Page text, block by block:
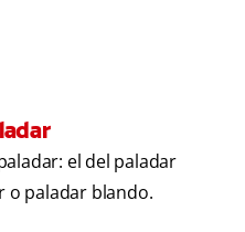
el del paladar
o paladar blando.